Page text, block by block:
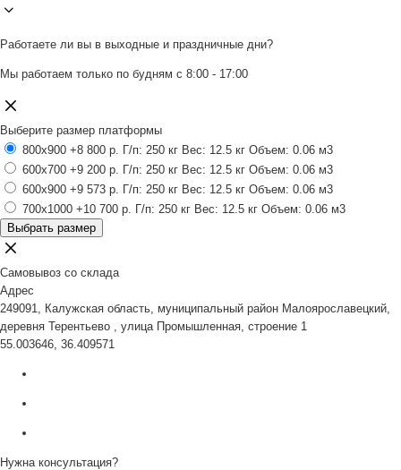
Работаете ли вы в выходные и праздничные дни?
Мы работаем только по будням с 8:00 - 17:00
Выберите размер платформы
800x900 +8 800 р. Г/п: 250 кг Вес: 12.5 кг Объем: 0.06 м3
600x700 +9 200 р. Г/п: 250 кг Вес: 12.5 кг Объем: 0.06 м3
600x900 +9 573 р. Г/п: 250 кг Вес: 12.5 кг Объем: 0.06 м3
700x1000 +10 700 р. Г/п: 250 кг Вес: 12.5 кг Объем: 0.06 м3
Выбрать размер
Самовывоз со склада
Адрес
249091, Калужская область, муниципальный район Малоярославецкий,
деревня Терентьево , улица Промышленная, строение 1
55.003646, 36.409571
Нужна консультация?